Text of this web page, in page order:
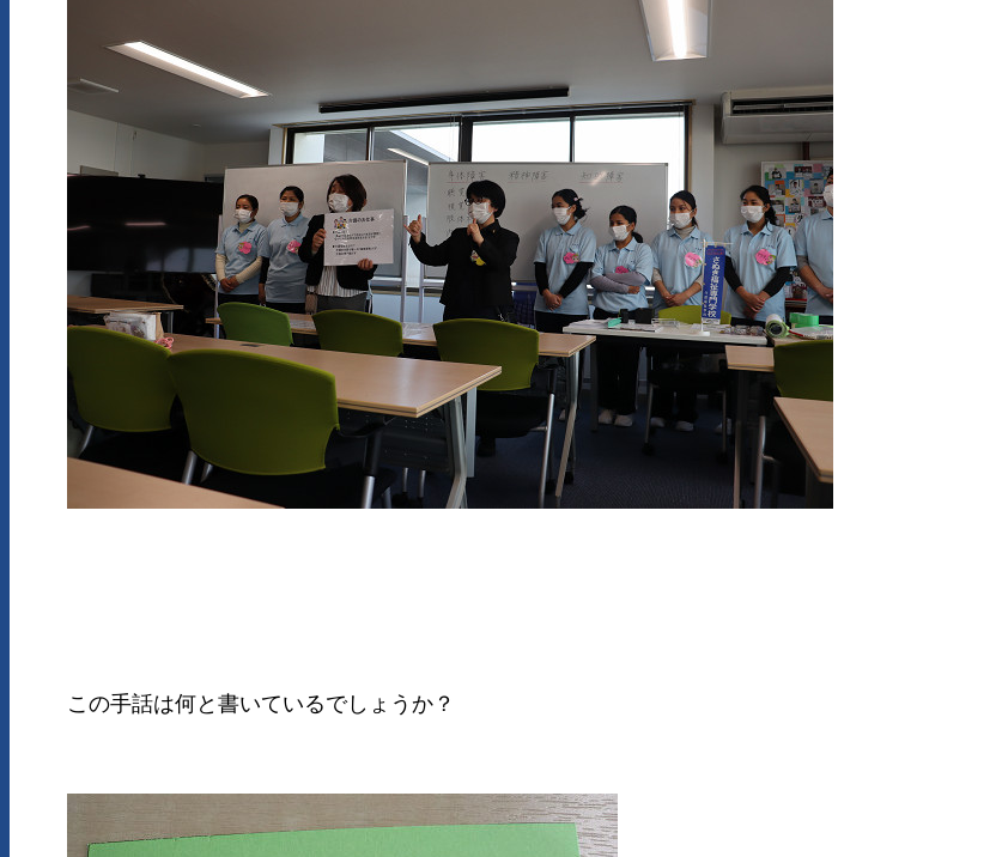
この手話は何と書いているでしょうか？